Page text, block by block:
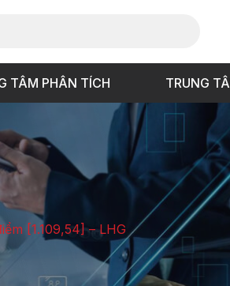
TÂM PHÂN TÍCH TRUNG
[1.109,54] – LHG